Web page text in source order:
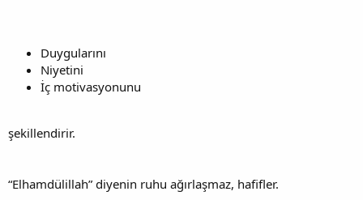
Duygularını
Niyetini
İç motivasyonunu
şekillendirir.
“Elhamdülillah” diyenin ruhu ağırlaşmaz, hafifler.